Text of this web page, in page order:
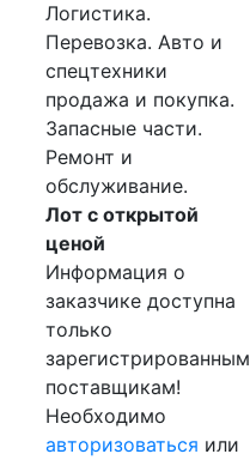
Логистика.
Перевозка. Авто и
спецтехники
продажа и покупка.
Запасные части.
Ремонт и
обслуживание.
Лот с открытой
ценой
Информация о
заказчике доступна
только
зарегистрированным
поставщикам!
Необходимо
авторизоваться или